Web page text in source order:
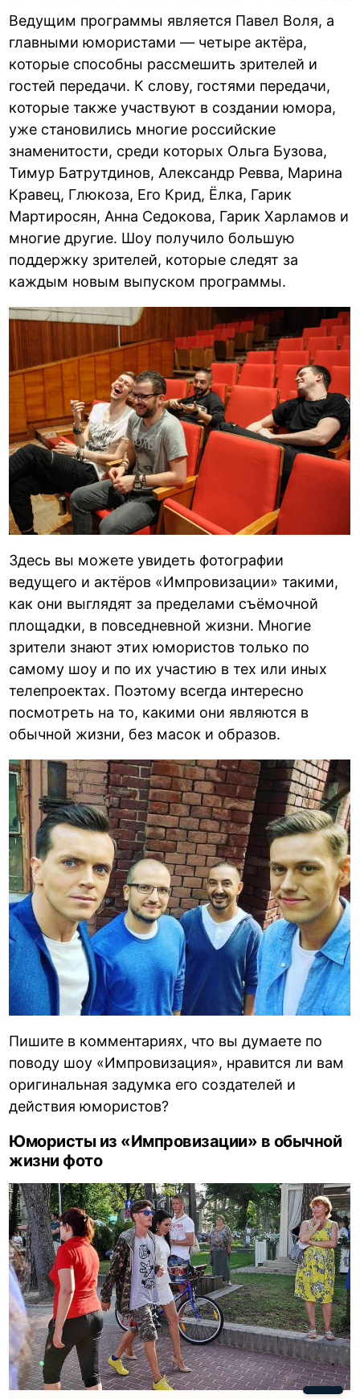
Ведущим программы является Павел Воля, а
главными юмористами — четыре актёра,
которые способны рассмешить зрителей и
гостей передачи. К слову, гостями передачи,
которые также участвуют в создании юмора,
уже становились многие российские
знаменитости, среди которых Ольга Бузова,
Тимур Батрутдинов, Александр Ревва, Марина
Кравец, Глюкоза, Его Крид, Ёлка, Гарик
Мартиросян, Анна Седокова, Гарик Харламов и
многие другие. Шоу получило большую
поддержку зрителей, которые следят за
каждым новым выпуском программы.
Здесь вы можете увидеть фотографии
ведущего и актёров «Импровизации» такими,
как они выглядят за пределами съёмочной
площадки, в повседневной жизни. Многие
зрители знают этих юмористов только по
самому шоу и по их участию в тех или иных
телепроектах. Поэтому всегда интересно
посмотреть на то, какими они являются в
обычной жизни, без масок и образов.
Пишите в комментариях, что вы думаете по
поводу шоу «Импровизация», нравится ли вам
оригинальная задумка его создателей и
действия юмористов?
Юмористы из «Импровизации» в обычной
жизни фото